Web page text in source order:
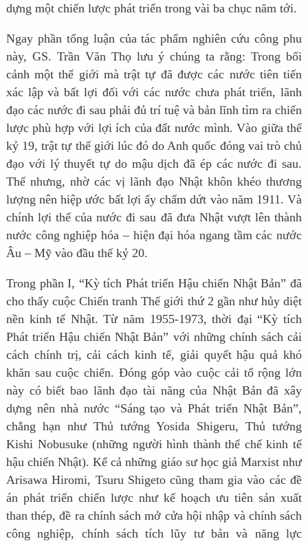
dựng một chiến lược phát triển trong vài ba chục năm tới.
Ngay phần tổng luận của tác phẩm nghiên cứu công phu
này, GS. Trần Văn Thọ lưu ý chúng ta rằng: Trong bối
cảnh một thế giới mà trật tự đã được các nước tiên tiến
xác lập và bất lợi đối với các nước chưa phát triển, lãnh
đạo các nước đi sau phải đủ trí tuệ và bản lĩnh tìm ra chiến
lược phù hợp với lợi ích của đất nước mình. Vào giữa thế
kỷ 19, trật tự thế giới lúc đó do Anh quốc đóng vai trò chủ
đạo với lý thuyết tự do mậu dịch đã ép các nước đi sau.
Thế nhưng, nhờ các vị lãnh đạo Nhật khôn khéo thương
lượng nên hiệp ước bất lợi ấy chấm dứt vào năm 1911. Và
chính lợi thế của nước đi sau đã đưa Nhật vượt lên thành
nước công nghiệp hóa – hiện đại hóa ngang tầm các nước
Âu – Mỹ vào đầu thế kỷ 20.
Trong phần I, “Kỳ tích Phát triển Hậu chiến Nhật Bản” đã
cho thấy cuộc Chiến tranh Thế giới thứ 2 gần như hủy diệt
nền kinh tế Nhật. Từ năm 1955-1973, thời đại “Kỳ tích
Phát triển Hậu chiến Nhật Bản” với những chính sách cải
cách chính trị, cải cách kinh tế, giải quyết hậu quả khó
khăn sau cuộc chiến. Đóng góp vào cuộc cải tổ rộng lớn
này có biết bao lãnh đạo tài năng của Nhật Bản đã xây
dựng nên nhà nước “Sáng tạo và Phát triển Nhật Bản”,
chẳng hạn như Thủ tướng Yosida Shigeru, Thủ tướng
Kishi Nobusuke (những người hình thành thể chế kinh tế
hậu chiến Nhật). Kể cả những giáo sư học giả Marxist như
Arisawa Hiromi, Tsuru Shigeto cũng tham gia vào các đề
án phát triển chiến lược như kế hoạch ưu tiên sản xuất
than thép, đề ra chính sách mở cửa hội nhập và chính sách
công nghiệp, chính sách tích lũy tư bản và năng lực